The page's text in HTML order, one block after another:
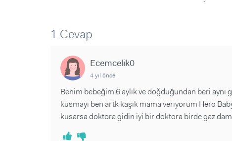
1 Cevap
Ecemcelik0
4 yıl önce
Benim bebeğim 6 aylık ve doğduğundan beri aynı
kusmayı ben artk kaşık mama veriyorum Hero
kusarsa doktora gidin iyi bir doktora birde gaz